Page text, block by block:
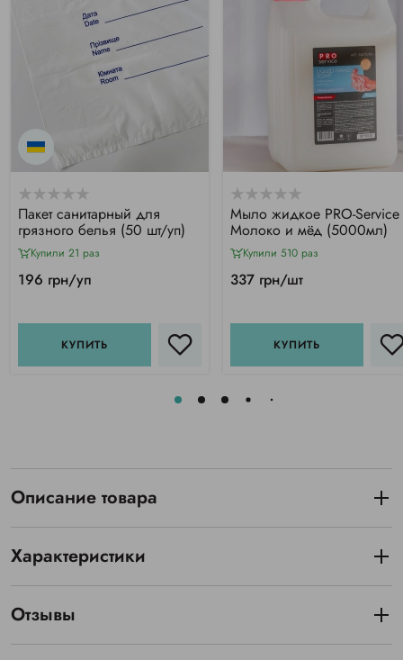
Пакет санитарный для
грязного белья (50 шт/уп)
Купили 21 раз
196 грн/уп
КУПИТЬ
Мыло жидкое PRO-Service
Молоко и мёд (5000мл)
Купили 510 раз
337 грн/шт
КУПИТЬ
Описание товара
Характеристики
Отзывы